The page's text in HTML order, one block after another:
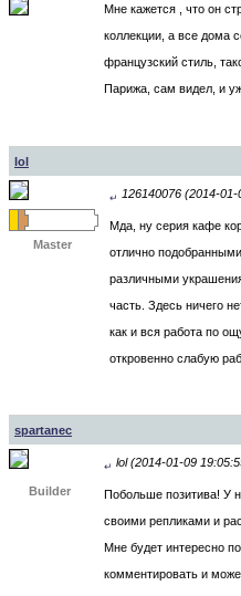
Мне кажется , что он
коллекции, а все дома
французский стиль,
Парижа, сам видел, и
lol
Master
↵ 126140076 (2014-01-
Мда, ну серия кафе
отлично
различными
часть. Здесь ничего
как и вся работа по
откровенно слабую
spartanec
Builder
↵ lol (2014-01-09
Побольше позитива! У
своими репликами и
Мне будет интересно
комментировать и